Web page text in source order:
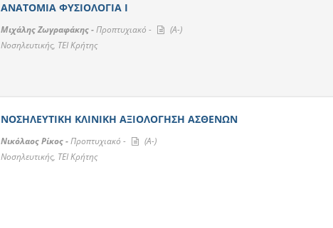
ΑΝΑΤΟΜΙΑ ΦΥΣΙΟΛΟΓΙΑ Ι
Μιχάλης Ζωγραφάκης -Προπτυχιακό -
(A-)
Νοσηλευτικής, ΤΕΙ Κρήτης
ΝΟΣΗΛΕΥΤΙΚΗ ΚΛΙΝΙΚΗ ΑΞΙΟΛΟΓΗΣΗ ΑΣΘΕΝΩΝ
Νικόλαος Ρίκος -Προπτυχιακό -
(A-)
Νοσηλευτικής, ΤΕΙ Κρήτης